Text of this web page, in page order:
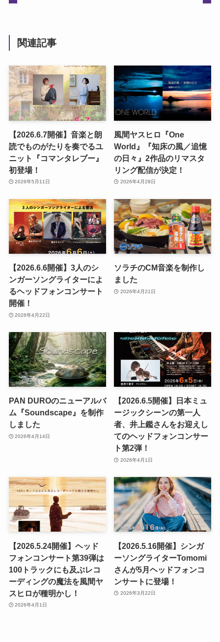
関連記事
【2026.6.7開催】音楽と朗
読でものがたりを奏でるユ
ニット『コマンタレブー』
初登場！
2026年5月11日
風間ヤスヒロ『One
World』『知床の風／追憶
の日々』2作品のリマスタ
リング配信が決定！
2026年4月28日
【2026.6.6開催】3人のシ
ンガーソングライターによ
るヘッドフォンコンサート
開催！
2026年4月22日
ソラチのCM音楽を制作し
ました
2026年4月21日
PAN DUROのニューアルバ
ム『Soundscape』を制作
しました
2026年4月14日
【2026.6.5開催】日本ミュ
ージックシーンの第一人
者、井上鑑さんをお迎えし
てのヘッドフォンコンサー
ト第2弾！
2026年4月1日
【2026.5.24開催】ヘッド
フォンコンサート第39弾は
100トラックにも及ぶレコ
ーディングの魔法を風間ヤ
スヒロが種明かし！
2026年4月1日
【2026.5.16開催】シンガ
ーソングライターTomomi
さんが5月ヘッドフォンコ
ンサートに登場！
2026年3月22日